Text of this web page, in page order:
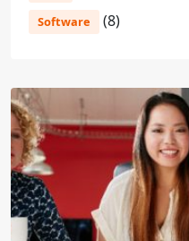
Software (8)